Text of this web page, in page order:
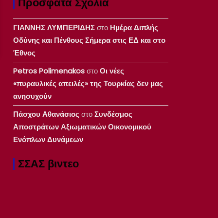
ΓΙΑΝΝΗΣ ΛΥΜΠΕΡΙΔΗΣστο Ημέρα Διπλής
Οδύνης και Πένθους Σήμερα στις ΕΔ και στο
Έθνος
Petros PolimenakosστοΟι νέες
«πυραυλικές απειλές» της Τουρκίας δεν μας
ανησυχούν
Πάσχου Αθανάσιος στοΣυνδέσμος
Αποστράτων Αξιωματικών Οικονομικού
Ενόπλων Δυνάμεων
ΣΣΑΣ βιντεο